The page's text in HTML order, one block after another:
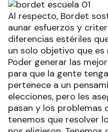
Al respecto, Bordet
aunar esfuerzos y
diferencias estériles
un solo objetivo que
Poder generar las
para que la gente
pertenece a un
elecciones, pero les
pasan y los problemas
tenemos que resolver